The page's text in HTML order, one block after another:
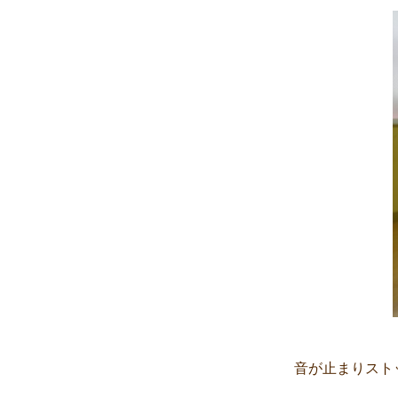
音が止まりスト